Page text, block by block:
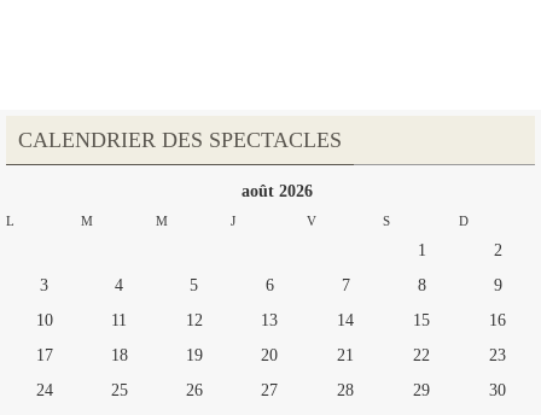
CALENDRIER DES SPECTACLES
août 2026
L M M J V S D
1
2
3
4 5 6 7 8
9
10
11 12 13 14 15
16
17
18 19 20 21 22
23
24
25 26 27 28 29
30